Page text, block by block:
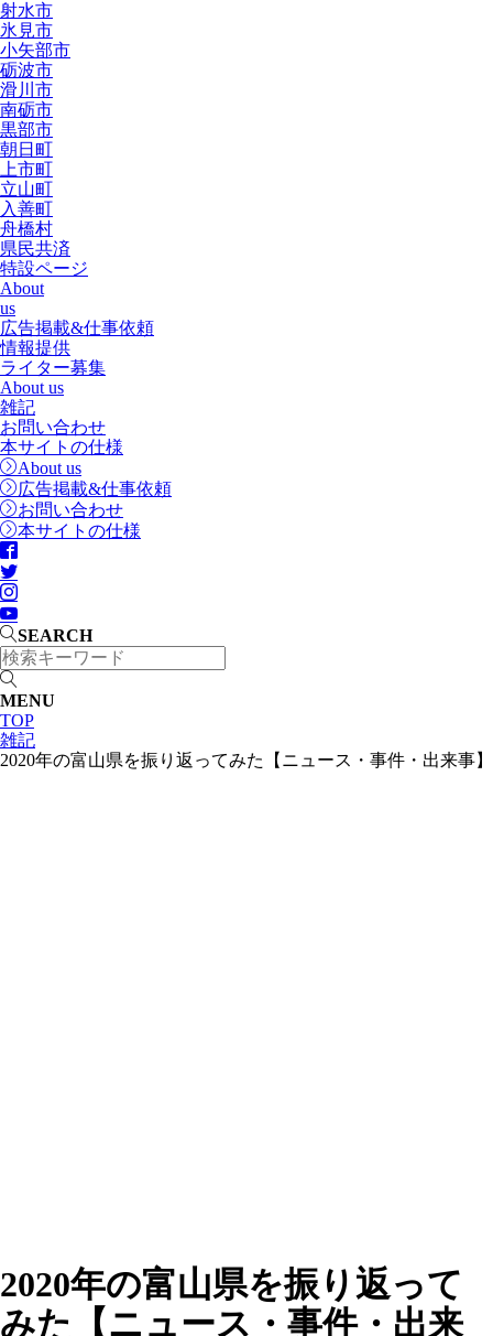
射水市
氷見市
小矢部市
砺波市
滑川市
南砺市
黒部市
朝日町
上市町
立山町
入善町
舟橋村
県民共済
特設ページ
About
us
広告掲載&仕事依頼
情報提供
ライター募集
About us
雑記
お問い合わせ
本サイトの仕様
About us
広告掲載&仕事依頼
お問い合わせ
本サイトの仕様
SEARCH
MENU
TOP
雑記
2020年の富山県を振り返ってみた【ニュース・事件・出来事】
2020年の富山県を振り返って
みた【ニュース・事件・出来